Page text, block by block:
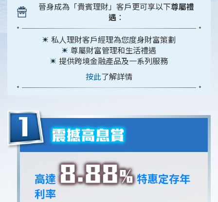
晉身成為「貴賓理財」客戶更可享以下尊屬禮
遇 ：
私人理財客戶經理為您度身財富策劃
尊屬財富管理和生活禮遇
提供跨境金融產品及一系列服務
按此了解詳情
高達
特惠定存年
利率